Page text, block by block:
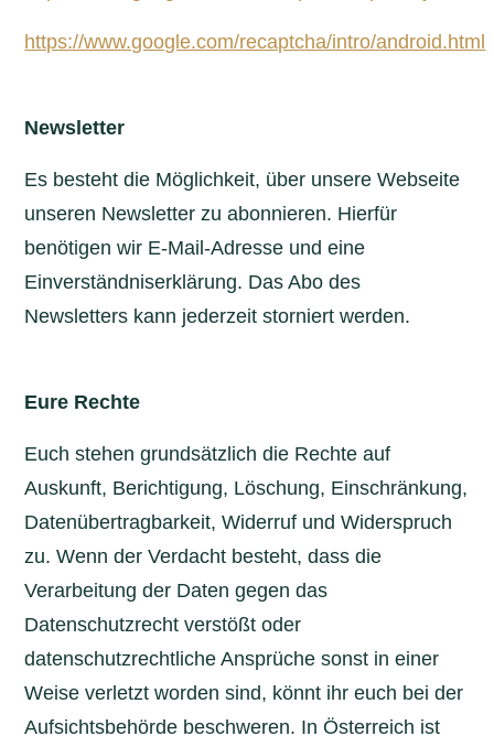
https://www.google.com/recaptcha/intro/android.html
Newsletter
Es besteht die Möglichkeit, über unsere Webseite
unseren Newsletter zu abonnieren. Hierfür
benötigen wir E-Mail-Adresse und eine
Einverständniserklärung. Das Abo des
Newsletters kann jederzeit storniert werden.
Eure Rechte
Euch stehen grundsätzlich die Rechte auf
Auskunft, Berichtigung, Löschung, Einschränkung,
Datenübertragbarkeit, Widerruf und Widerspruch
zu. Wenn der Verdacht besteht, dass die
Verarbeitung der Daten gegen das
Datenschutzrecht verstößt oder
datenschutzrechtliche Ansprüche sonst in einer
Weise verletzt worden sind, könnt ihr euch bei der
Aufsichtsbehörde beschweren. In Österreich ist